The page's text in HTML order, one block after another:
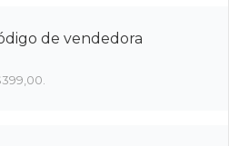
de vendedora